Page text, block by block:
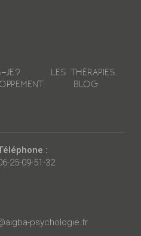
JE?
LES THÉRAPIES
BLOG
:
25-09-51-32
psychologie.fr